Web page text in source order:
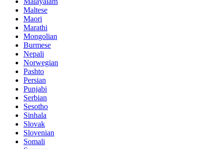
Maltese
Maori
Marathi
Mongolian
Burmese
Nepali
Norwegian
Pashto
Persian
Punjabi
Serbian
Sesotho
Sinhala
Slovak
Slovenian
Somali